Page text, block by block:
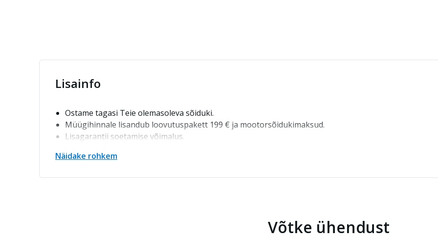
Lisainfo
Ostame tagasi Teie olemasoleva sõiduki.
Müügihinnale lisandub loovutuspakett 199 € ja mootorsõidukimaksud.
Lisagarantii soetamise võimalus.
Näidake rohkem
Võtke ühendust